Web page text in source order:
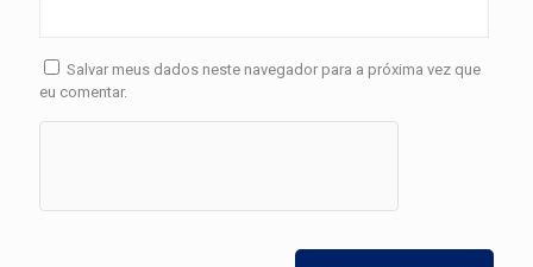
Salvar meus dados neste navegador para a próxima vez que
eu comentar.